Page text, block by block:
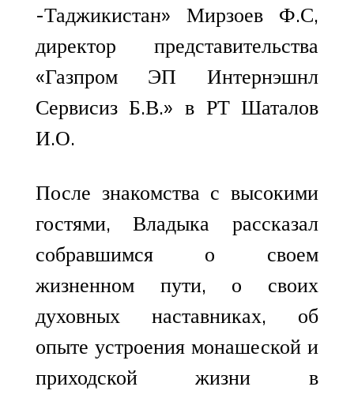
-Таджикистан» Мирзоев Ф.С,
директор представительства
«Газпром ЭП Интернэшнл
Сервисиз Б.В.» в РТ Шаталов
И.О.
После знакомства с высокими
гостями, Владыка рассказал
собравшимся о своем
жизненном пути, о своих
духовных наставниках, об
опыте устроения монашеской и
приходской жизни в